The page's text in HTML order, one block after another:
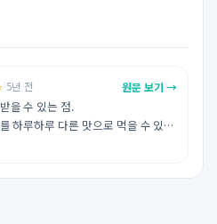
·5년 전 원문 보기 →
을 수 있는 점.
하루하루 다른 맛으로 먹을 수 있는
p/CY0dtiUFgLq/?